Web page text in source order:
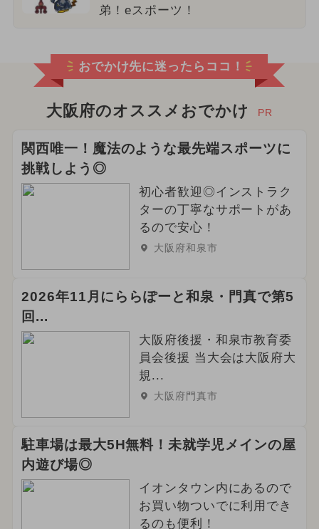
弟！eスポーツ！
おでかけ先に迷ったらココ！
大阪府のオススメおでかけ PR
関西唯一！魔法のような最先端スポーツに
挑戦しよう◎
初心者歓迎◎インストラク
ターの丁寧なサポートがあ
るので安心！
大阪府和泉市
2026年11月にららぽーと和泉・門真で第5
回...
大阪府後援・和泉市教育委
員会後援 当大会は大阪府大
規...
大阪府門真市
駐車場は最大5H無料！未就学児メインの屋
内遊び場◎
イオンタウン内にあるので
お買い物ついでに利用でき
るのも便利！